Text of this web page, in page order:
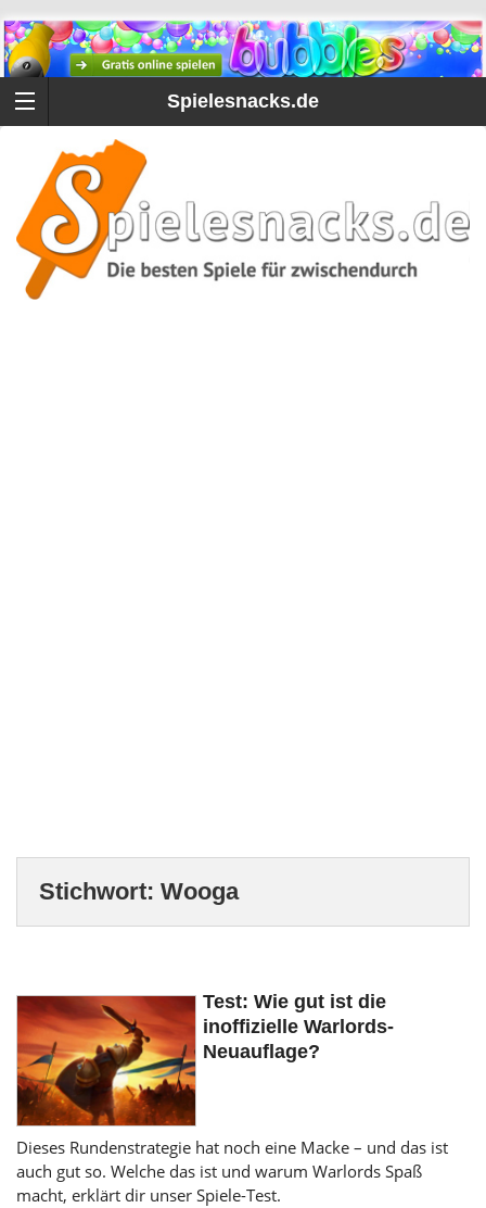
Spielesnacks.de
Stichwort: Wooga
Test: Wie gut ist die
inoffizielle Warlords-
Neuauflage?
Dieses Rundenstrategie hat noch eine Macke – und das ist
auch gut so. Welche das ist und warum Warlords Spaß
macht, erklärt dir unser Spiele-Test.